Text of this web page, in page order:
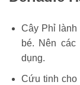
Cây Phỉ lành
bé. Nên
dụng.
Cứu tinh cho